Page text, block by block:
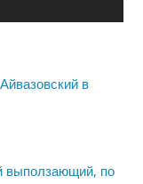
в
выползающий, по